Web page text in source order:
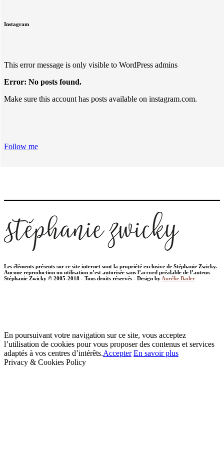
Instagram
This error message is only visible to WordPress admins
Error: No posts found.
Make sure this account has posts available on instagram.com.
Follow me
Les éléments présents sur ce site internet sont la propriété exclusive de Stéphanie Zwicky.
Aucune reproduction ou utilisation n’est autorisée sans l’accord préalable de l’auteur.
Stéphanie Zwicky © 2005-2018 - Tous droits réservés - Design byAurélie Bader
En poursuivant votre navigation sur ce site, vous acceptez
l’utilisation de cookies pour vous proposer des contenus et services
adaptés à vos centres d’intérêts.Accepter En savoir plus
Privacy & Cookies Policy